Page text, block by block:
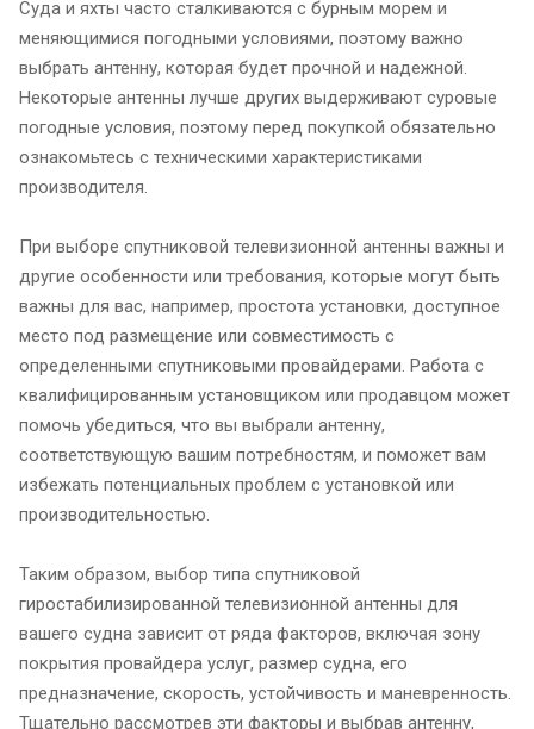
Суда и яхты часто сталкиваются с бурным морем и
меняющимися погодными условиями, поэтому важно
выбрать антенну, которая будет прочной и надежной.
Некоторые антенны лучше других выдерживают суровые
погодные условия, поэтому перед покупкой обязательно
ознакомьтесь с техническими характеристиками
производителя.
При выборе спутниковой телевизионной антенны важны и
другие особенности или требования, которые могут быть
важны для вас, например, простота установки, доступное
место под размещение или совместимость с
определенными спутниковыми провайдерами. Работа с
квалифицированным установщиком или продавцом может
помочь убедиться, что вы выбрали антенну,
соответствующую вашим потребностям, и поможет вам
избежать потенциальных проблем с установкой или
производительностью.
Таким образом, выбор типа спутниковой
гиростабилизированной телевизионной антенны для
вашего судна зависит от ряда факторов, включая зону
покрытия провайдера услуг, размер судна, его
предназначение, скорость, устойчивость и маневренность.
Тщательно рассмотрев эти факторы и выбрав антенну,